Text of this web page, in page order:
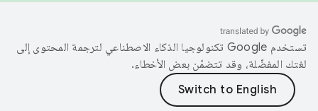
تستخدم Google تكنولوجيا الذكاء الاصطناعي لترجمة المحتوى إلى
لغتك المفضّلة، وقد تتضمّن بعض الأخطاء.